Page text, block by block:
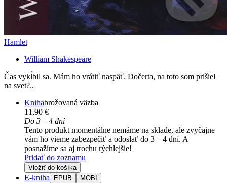
Hamlet
William Shakespeare
Čas vykĺbil sa. Mám ho vrátiť naspäť. Dočerta, na toto som prišiel
na svet?..
Knihabrožovaná väzba
11,90 €
Do 3 – 4 dní
Tento produkt momentálne nemáme na sklade, ale zvyčajne
vám ho vieme zabezpečiť a odoslať do 3 – 4 dní. A
posnažíme sa aj trochu rýchlejšie!
Pridať do zoznamu
Vložiť do košíka
E-kniha EPUB MOBI